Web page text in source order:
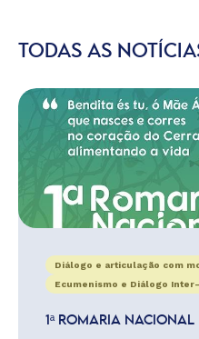
TODAS AS
Diálogo e articulação com
Ecumenismo e Diálogo
1ª ROMARIA NACIONAL